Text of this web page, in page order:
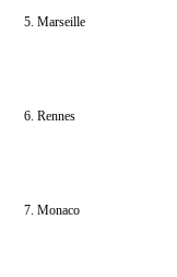
5. Marseille
6. Rennes
7. Monaco